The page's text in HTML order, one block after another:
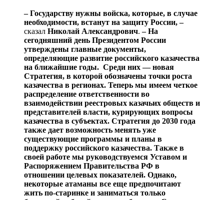
– Государству нужны войска, которые, в случае
необходимости, встанут на защиту России, –
сказал Николай Александрович.– На
сегодняшний день Президентом России
утверждены главные документы,
определяющие развитие российского казачества
на ближайшие годы. Среди них — новая
Стратегия, в которой обозначены точки роста
казачества в регионах. Теперь мы имеем четкое
распределение ответственности во
взаимодействии реестровых казачьих обществ и
представителей власти, курирующих вопросы
казачества в субъектах. Стратегия до 2030 года
также дает возможность менять уже
существующие программы и планы в
поддержку российского казачества. Также в
своей работе мы руководствуемся Уставом и
Распоряжением Правительства РФ в
отношении целевых показателей. Однако,
некоторые атаманы все еще предпочитают
жить по-старинке и заниматься только